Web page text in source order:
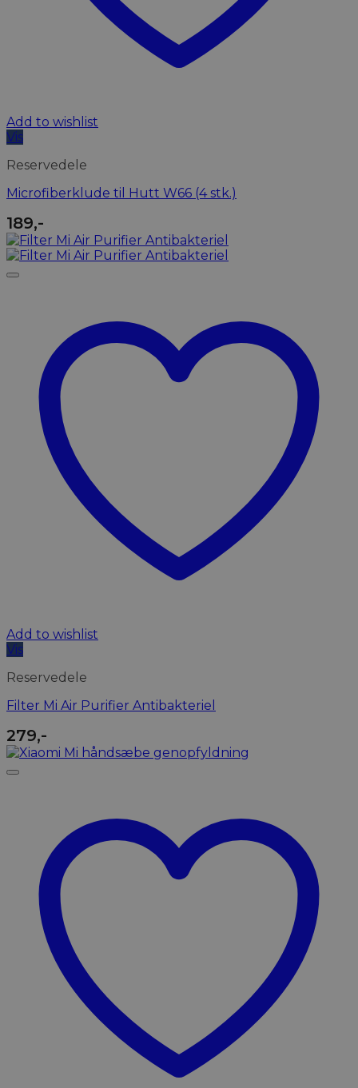
Add to wishlist
Vis
Reservedele
Microfiberklude til Hutt W66 (4 stk.)
189,-
Add to wishlist
Vis
Reservedele
Filter Mi Air Purifier Antibakteriel
279,-